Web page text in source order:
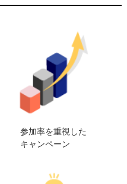
参加率を重視した
キャンペーン